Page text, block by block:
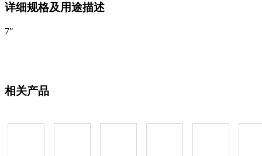
详细规格及用途描述
7"
相关产品